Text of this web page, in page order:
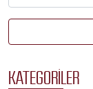
KATEGORILER